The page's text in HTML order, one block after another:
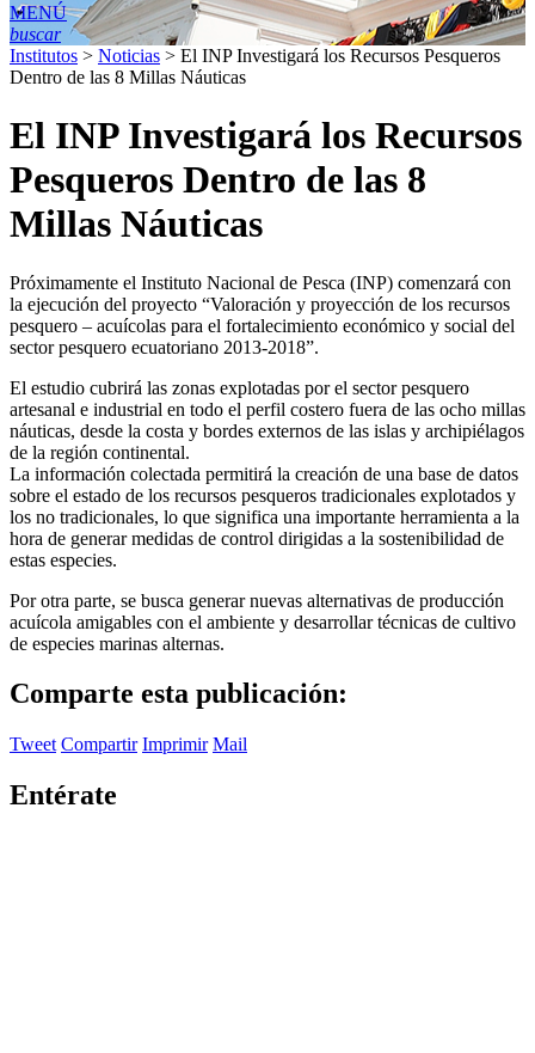
MENÚ
buscar
Institutos > Noticias > El INP Investigará los Recursos Pesqueros
Dentro de las 8 Millas Náuticas
El INP Investigará los Recursos
Pesqueros Dentro de las 8
Millas Náuticas
Próximamente el Instituto Nacional de Pesca (INP) comenzará con
la ejecución del proyecto “Valoración y proyección de los recursos
pesquero – acuícolas para el fortalecimiento económico y social del
sector pesquero ecuatoriano 2013-2018”.
El estudio cubrirá las zonas explotadas por el sector pesquero
artesanal e industrial en todo el perfil costero fuera de las ocho millas
náuticas, desde la costa y bordes externos de las islas y archipiélagos
de la región continental.
La información colectada permitirá la creación de una base de datos
sobre el estado de los recursos pesqueros tradicionales explotados y
los no tradicionales, lo que significa una importante herramienta a la
hora de generar medidas de control dirigidas a la sostenibilidad de
estas especies.
Por otra parte, se busca generar nuevas alternativas de producción
acuícola amigables con el ambiente y desarrollar técnicas de cultivo
de especies marinas alternas.
Comparte esta publicación:
Tweet Compartir Imprimir Mail
Entérate